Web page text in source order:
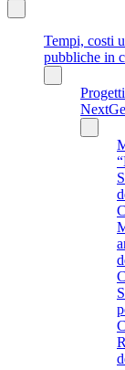
Tempi, costi
pubbliche in